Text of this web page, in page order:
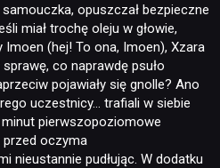
opuszczał bezpieczne
miał trochę oleju w głowie,
Imoen (hej! To ona, Imoen), Xzara
co naprawdę psuło
pojawiały się gnolle? Ano
uczestnicy… trafiali w siebie
pierwszopoziomowe
przed oczyma
nieustannie pudłując. W dodatku